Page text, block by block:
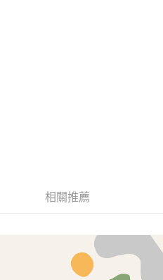
不需儲值。
款。
」後，將跳轉至「AFTEE先享後付」
)免運費
相關推薦